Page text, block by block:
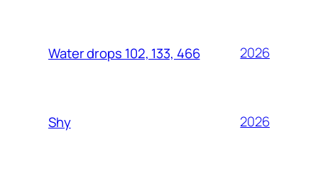
Water drops 102, 133, 466 2026
Shy 2026